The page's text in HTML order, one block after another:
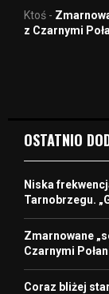
Ktoś -
z Czarnymi
OSTATNIO
Niska
Tarnobrzegu.
Zmarnowane
Czarnymi
Coraz bliżej